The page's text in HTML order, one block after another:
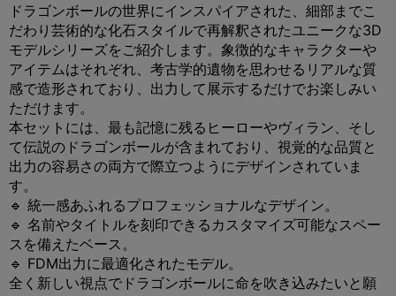
ドラゴンボールの世界にインスパイアされた、細部までこ
だわり芸術的な化石スタイルで再解釈されたユニークな3D
モデルシリーズをご紹介します。象徴的なキャラクターや
アイテムはそれぞれ、考古学的遺物を思わせるリアルな質
感で造形されており、出力して展示するだけでお楽しみい
ただけます。
本セットには、最も記憶に残るヒーローやヴィラン、そし
て伝説のドラゴンボールが含まれており、視覚的な品質と
出力の容易さの両方で際立つようにデザインされていま
す。
🔹 統一感あふれるプロフェッショナルなデザイン。
🔹 名前やタイトルを刻印できるカスタマイズ可能なスペー
スを備えたベース。
🔹 FDM出力に最適化されたモデル。
全く新しい視点でドラゴンボールに命を吹き込みたいと願